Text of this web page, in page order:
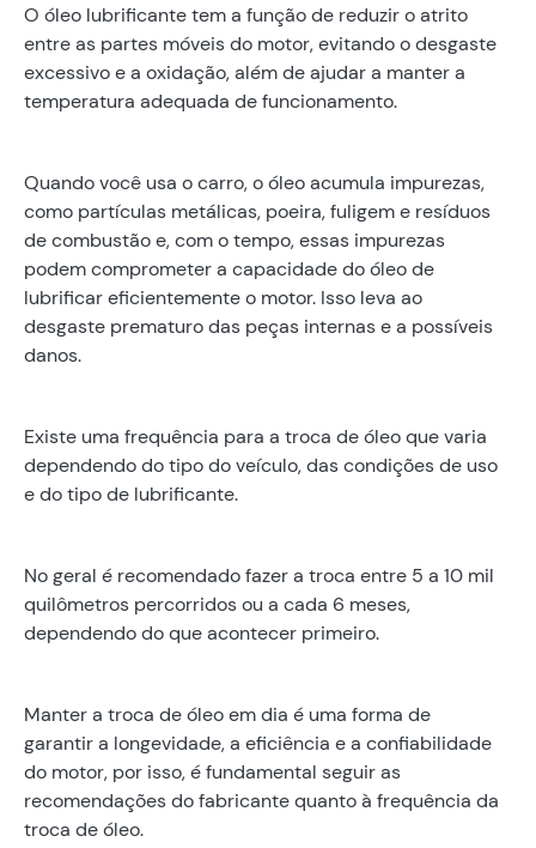
O óleo lubrificante tem a função de reduzir o atrito
entre as partes móveis do motor, evitando o desgaste
excessivo e a oxidação, além de ajudar a manter a
temperatura adequada de funcionamento.
Quando você usa o carro, o óleo acumula impurezas,
como partículas metálicas, poeira, fuligem e resíduos
de combustão e, com o tempo, essas impurezas
podem comprometer a capacidade do óleo de
lubrificar eficientemente o motor. Isso leva ao
desgaste prematuro das peças internas e a possíveis
danos.
Existe uma frequência para a troca de óleo que varia
dependendo do tipo do veículo, das condições de uso
e do tipo de lubrificante.
No geral é recomendado fazer a troca entre 5 a 10 mil
quilômetros percorridos ou a cada 6 meses,
dependendo do que acontecer primeiro.
Manter a troca de óleo em dia é uma forma de
garantir a longevidade, a eficiência e a confiabilidade
do motor, por isso, é fundamental seguir as
recomendações do fabricante quanto à frequência da
troca de óleo.